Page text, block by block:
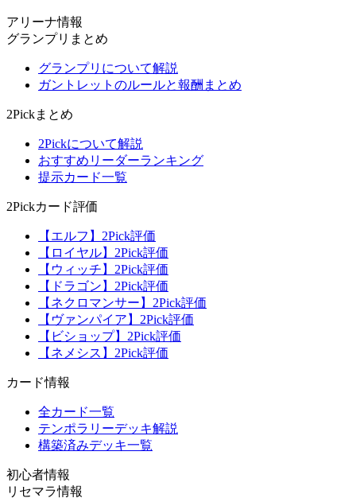
アリーナ情報
グランプリまとめ
グランプリについて解説
ガントレットのルールと報酬まとめ
2Pickまとめ
2Pickについて解説
おすすめリーダーランキング
提示カード一覧
2Pickカード評価
【エルフ】2Pick評価
【ロイヤル】2Pick評価
【ウィッチ】2Pick評価
【ドラゴン】2Pick評価
【ネクロマンサー】2Pick評価
【ヴァンパイア】2Pick評価
【ビショップ】2Pick評価
【ネメシス】2Pick評価
カード情報
全カード一覧
テンポラリーデッキ解説
構築済みデッキ一覧
初心者情報
リセマラ情報